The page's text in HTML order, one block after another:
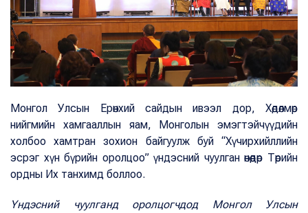
Монгол Улсын Ерөнхий сайдын ивээл дор, Хөдөлмөр
нийгмийн хамгааллын яам, Монголын эмэгтэйчүүдийн
холбоо хамтран зохион байгуулж буй “Хүчирхийллийн
эсрэг хүн бүрийн оролцоо” үндэсний чуулган өнөөдөр Төрийн
ордны Их танхимд боллоо.
Үндэсний чуулганд оролцогчдод Монгол Улсын